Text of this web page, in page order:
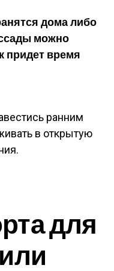
дома либо
можно
придет время
ранним
в открытую
для